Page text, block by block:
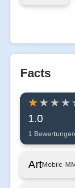
Facts
1.0
1 Bewertungen
ArtMobile-